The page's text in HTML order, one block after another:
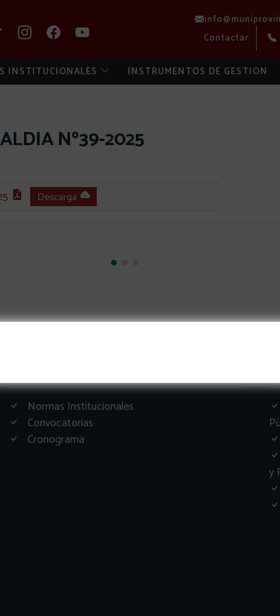
Contactar
INSTITUCIONALES INSTRUMENTOS DE GESTION
Nº39-2025
Descarga
Normas Institucionales
Convocatorias
Cronograma
y